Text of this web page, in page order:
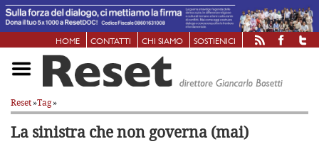
HOME CONTATTI CHI SIAMO SOSTIENICI
Reset»Tag»
La sinistra che non governa (mai)